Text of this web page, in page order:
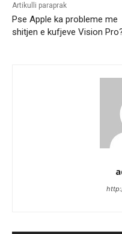
Artikulli paraprak
Pse Apple ka probleme me
shitjen e kufjeve Vision